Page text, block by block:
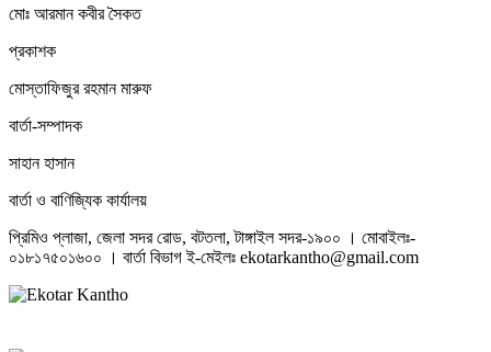
মোঃ আরমান কবীর সৈকত
প্রকাশক
মোস্তাফিজুর রহমান মারুফ
বার্তা-সম্পাদক
সাহান হাসান
বার্তা ও বাণিজ্যিক কার্যালয়
প্রিমিও প্লাজা, জেলা সদর রোড, বটতলা, টাঙ্গাইল সদর-১৯০০ । মোবাইলঃ-
০১৮১৭৫০১৬০০ । বার্তা বিভাগ ই-মেইলঃ ekotarkantho@gmail.com